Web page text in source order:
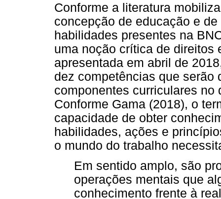
Conforme a literatura
concepção de educação e
habilidades presentes na
uma noção crítica de direitos
apresentada em abril de
dez competências que serão
componentes curriculares no
Conforme Gama (2018), o
capacidade de obter
habilidades, ações e
o mundo do trabalho
Em sentido amplo, são
operações mentais que
conhecimento frente à